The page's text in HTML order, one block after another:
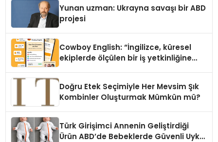
Yunan uzman: Ukrayna savaşı bir ABD
projesi
Cowboy English: “İngilizce, küresel
ekiplerde ölçülen bir iş yetkinliğine
Doğru Etek Seçimiyle Her Mevsim Şık
Kombinler Oluşturmak Mümkün mü?
Türk Girişimci Annenin Geliştirdiği
Ürün ABD’de Bebeklerde Güvenli Uyku